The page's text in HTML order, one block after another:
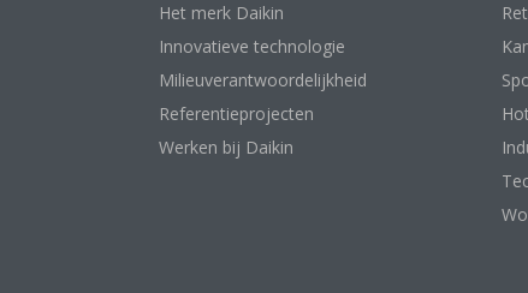
Het merk Daikin
Innovatieve technologie
Milieuverantwoordelijkheid
Referentieprojecten
Werken bij Daikin